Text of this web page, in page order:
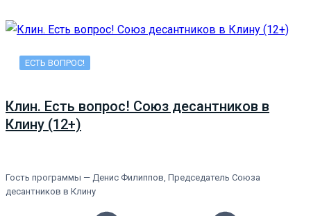
ЕСТЬ ВОПРОС!
Клин. Есть вопрос! Союз десантников в
Клину (12+)
Гость программы — Денис Филиппов, Председатель Союза
десантников в Клину